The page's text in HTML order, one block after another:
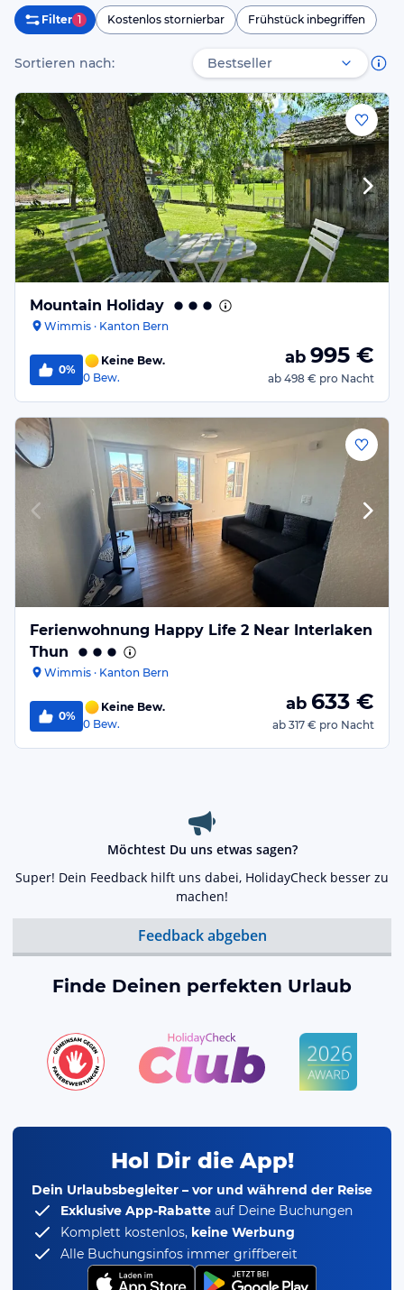
Filter 1 Kostenlos stornierbar Frühstück inbegriffen
Sortieren nach:
Mountain Holiday
Wimmis · Kanton Bern
0%
Keine Bew.
0 Bew.
ab 995 €
ab 498 € pro Nacht
Ferienwohnung Happy Life 2 Near Interlaken
Thun
Wimmis · Kanton Bern
0%
Keine Bew.
0 Bew.
ab 633 €
ab 317 € pro Nacht
Möchtest Du uns etwas sagen?
Super! Dein Feedback hilft uns dabei, HolidayCheck besser zu
machen!
Feedback abgeben
Finde Deinen perfekten Urlaub
Hol Dir die App!
Dein Urlaubsbegleiter – vor und während der Reise
Exklusive App-Rabatte auf Deine Buchungen
Komplett kostenlos, keine Werbung
Alle Buchungsinfos immer griffbereit